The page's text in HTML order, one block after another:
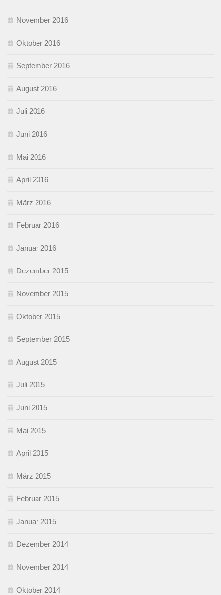
November 2016
Oktober 2016
September 2016
August 2016
Juli 2016
Juni 2016
Mai 2016
April 2016
März 2016
Februar 2016
Januar 2016
Dezember 2015
November 2015
Oktober 2015
September 2015
August 2015
Juli 2015
Juni 2015
Mai 2015
April 2015
März 2015
Februar 2015
Januar 2015
Dezember 2014
November 2014
Oktober 2014